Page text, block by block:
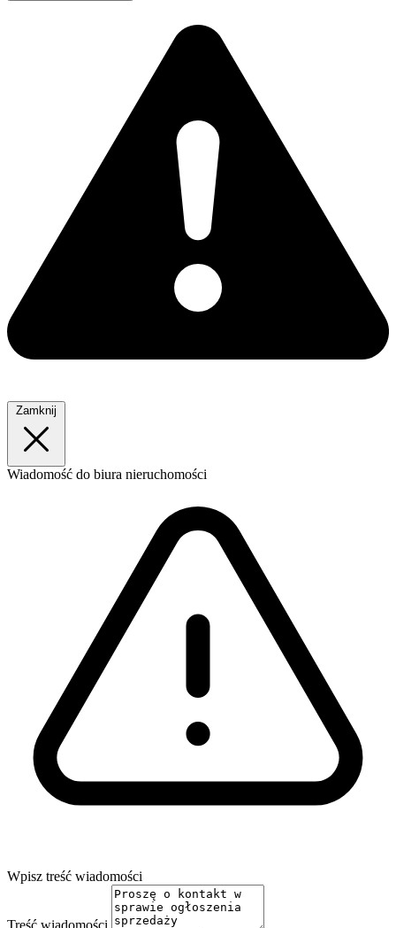
Zamknij
Wiadomość do biura nieruchomości
Wpisz treść wiadomości